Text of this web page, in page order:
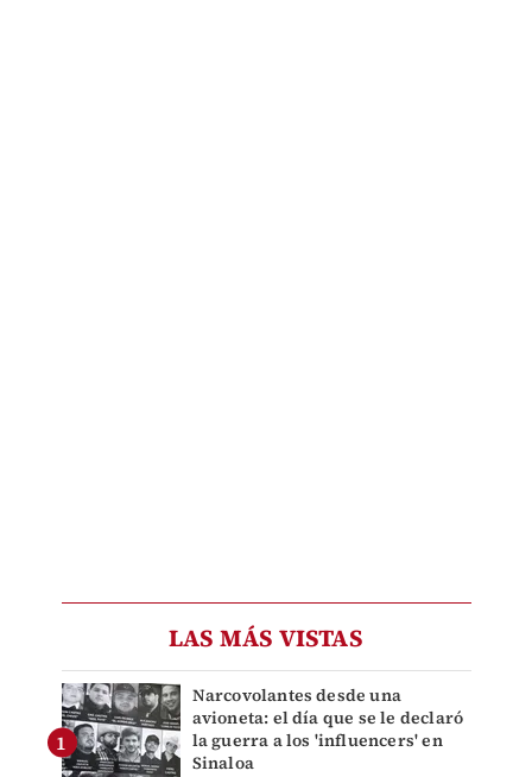
LAS MÁS VISTAS
Narcovolantes desde una
avioneta: el día que se le declaró
la guerra a los 'influencers' en
Sinaloa